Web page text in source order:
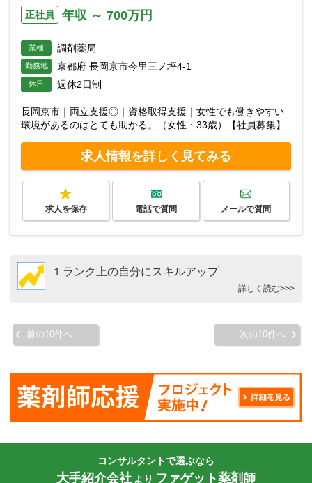
正社員 年収 ～ 700万円
業種 調剤薬局
勤務地 京都府 長岡京市今里三ノ坪4-1
休日 週休2日制
長岡京市｜両立支援◎｜資格取得支援｜女性でも働きやすい
環境があるのはとても助かる。（女性・33歳）【社員募集】
求人情報を詳しく見てみる
求人を保存 電話で質問 メールで質問
１ランク上の自分にスキルアップ
詳しく読む>>>
前の10件へ 次の10件へ
コンサルタントで選ぶなら
大手紹介会社 より ファゲット薬剤師